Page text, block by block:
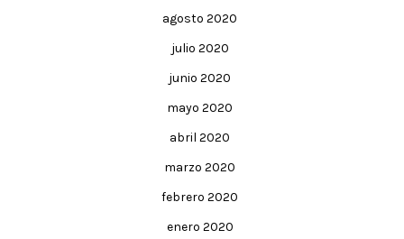
agosto 2020
julio 2020
junio 2020
mayo 2020
abril 2020
marzo 2020
febrero 2020
enero 2020